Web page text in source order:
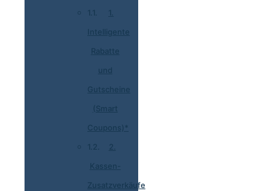
1.
Intelligente
Rabatte
und
Gutscheine
(Smart
Coupons)*
2.
Kassen-
Zusatzverkäufe